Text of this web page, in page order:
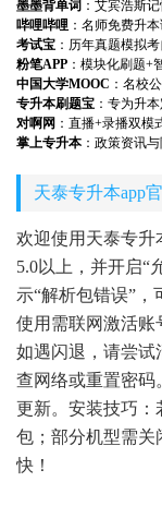
墨墨背单词 ：艾宾浩斯
哔哩哔哩 ：名师免费升
考试宝 ：历年真题模拟
粉笔APP ：模块化刷题+
中国大学MOOC ：名校
专升本刷题宝 ：专为升
对啊网 ：直播+录播双模
掌上专升本 ：政策资讯
天泰专升本app
欢迎使用天泰专升
5.0以上，并开启“
示“解析包错误”
使用需联网激活账
如遇闪退，请尝试
查网络或重置密码
更新。安装技巧：
包；部分机型需关
快！